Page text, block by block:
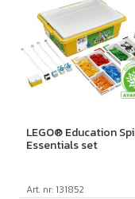
LEGO® Education
Essentials set
Art. nr: 131852